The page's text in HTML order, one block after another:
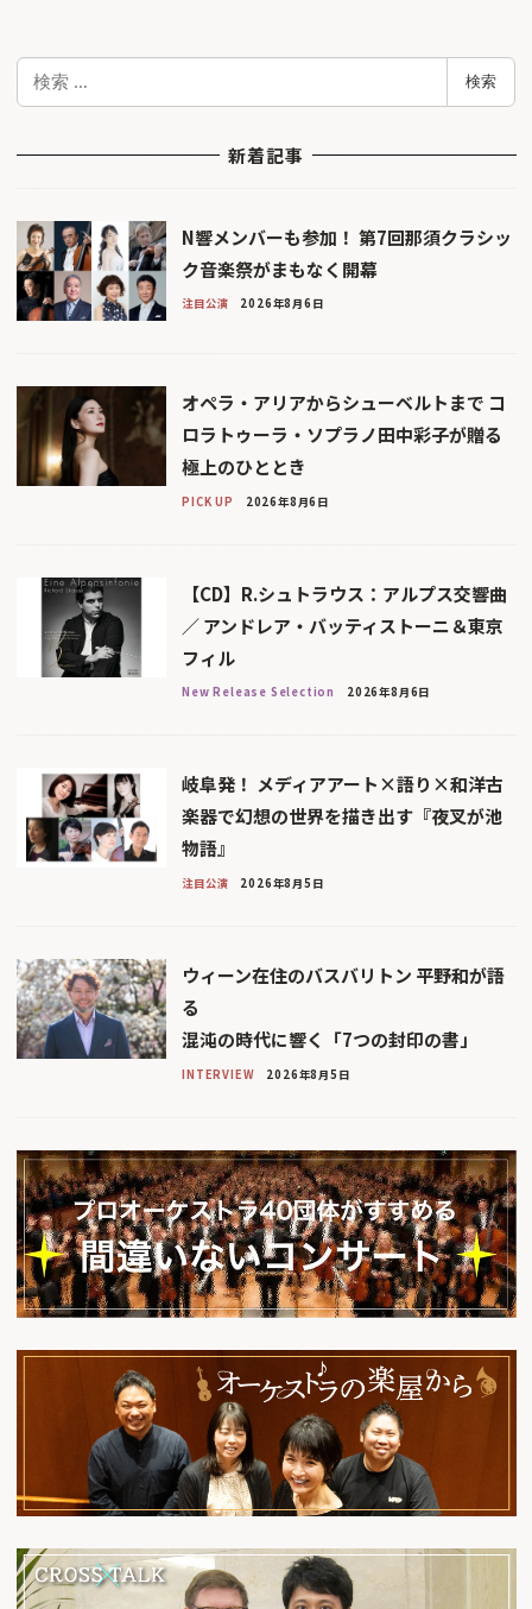
検
検索
新着記事
N響メンバーも参加！ 第7回那須クラシッ
ク音楽祭がまもなく開幕
注目公演 2026年8月6日
オペラ・アリアからシューベルトまで コ
ロラトゥーラ・ソプラノ田中彩子が贈る
極上のひととき
PICK UP 2026年8月6日
【CD】R.シュトラウス：アルプス交響曲
／ アンドレア・バッティストーニ＆東京
フィル
New Release Selection 2026年8月6日
岐阜発！ メディアアート×語り×和洋古
楽器で幻想の世界を描き出す『夜叉が池
物語』
注目公演 2026年8月5日
ウィーン在住のバスバリトン 平野和が語
る
混沌の時代に響く「7つの封印の書」
INTERVIEW 2026年8月5日